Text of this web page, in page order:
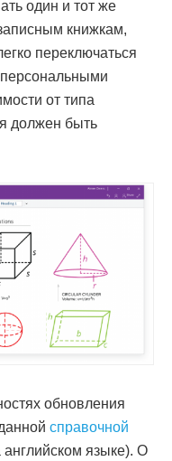
один и тот же
книжкам,
переключаться
от типа
должен быть
обновления
справочной
английском языке). О